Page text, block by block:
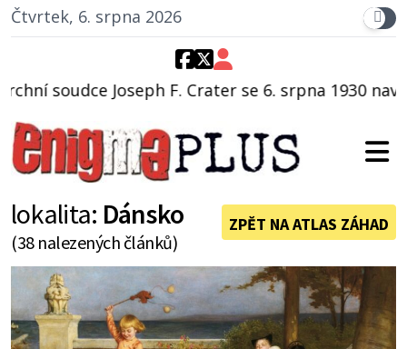
Čtvrtek, 6. srpna 2026
F. Crater se 6. srpna 1930 navečeří ve své
lokalita: Dánsko
(38 nalezených článků)
ZPĚT NA ATLAS ZÁHAD